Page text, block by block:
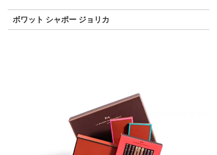
ボワット シャポー ジョリカ